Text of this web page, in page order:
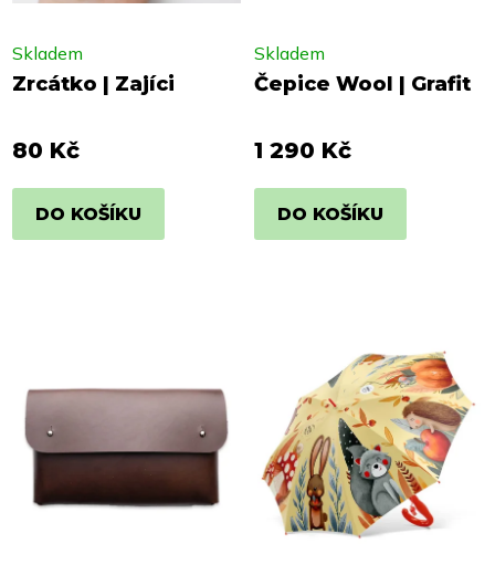
Zrcátko | Zajíci
Skladem
80 Kč
DO KOŠÍKU
Čepice Wool | Grafit
Skladem
1 290 Kč
DO KOŠÍKU